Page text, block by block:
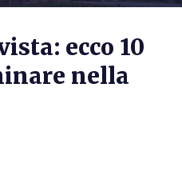
ecco 10
nella